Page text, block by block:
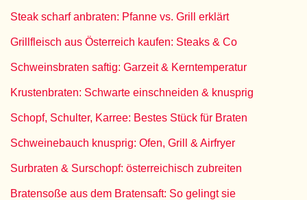
Steak scharf anbraten: Pfanne vs. Grill erklärt
Grillfleisch aus Österreich kaufen: Steaks & Co
Schweinsbraten saftig: Garzeit & Kerntemperatur
Krustenbraten: Schwarte einschneiden & knusprig
Schopf, Schulter, Karree: Bestes Stück für Braten
Schweinebauch knusprig: Ofen, Grill & Airfryer
Surbraten & Surschopf: österreichisch zubreiten
Bratensoße aus dem Bratensaft: So gelingt sie